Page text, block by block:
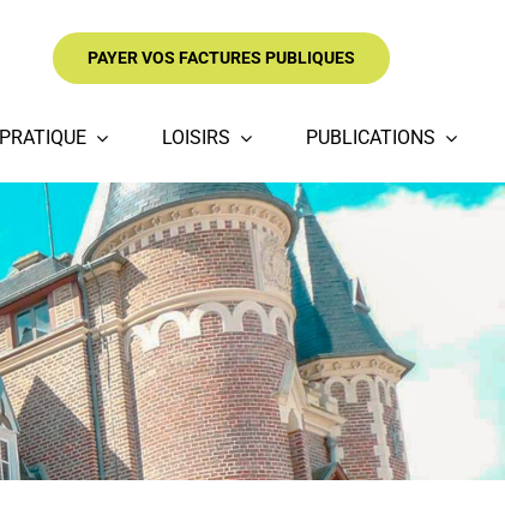
PAYER VOS FACTURES PUBLIQUES
PRATIQUE LOISIRS PUBLICATIONS